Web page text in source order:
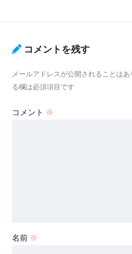
コメントを残す
メールアドレスが公開されることはあ
る欄は必須項目です
コメント ※
名前 ※